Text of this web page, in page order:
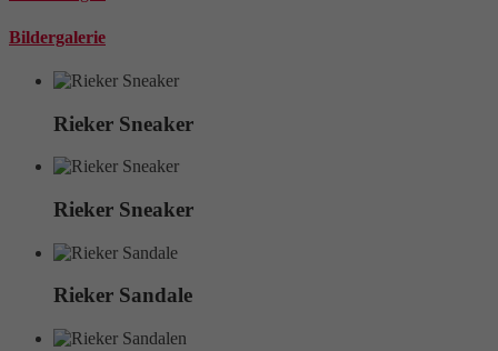
Bildergalerie
Rieker Sneaker
Rieker Sneaker
Rieker Sandale